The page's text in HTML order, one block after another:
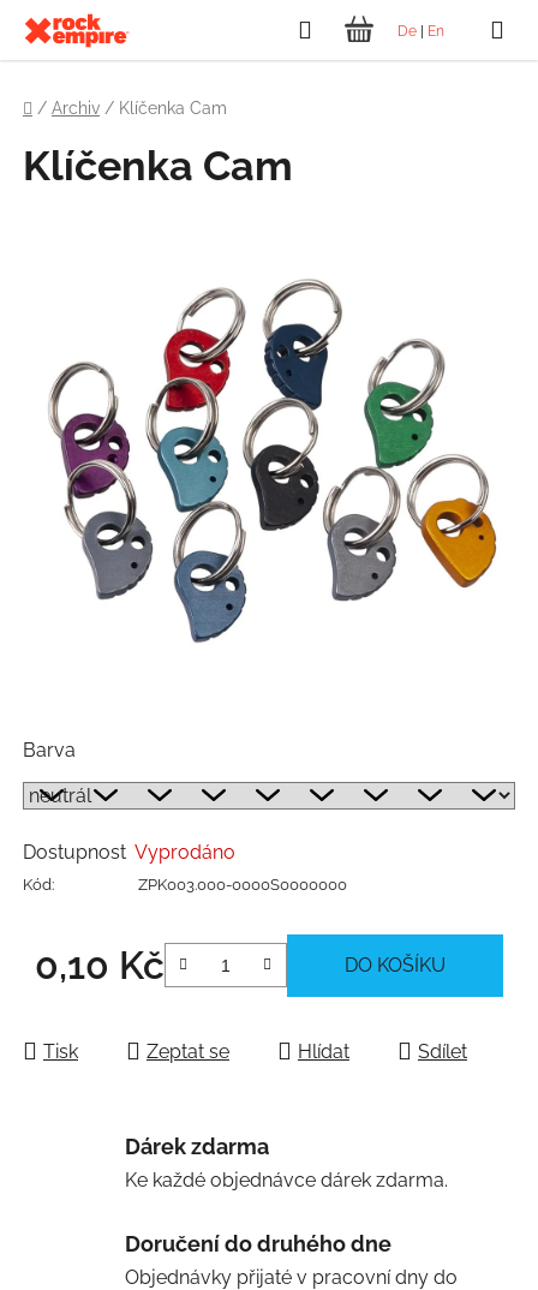
obsah
De En
Hledat
NÁKUPNÍ
Domů
/ Archiv / Klíčenka Cam
Barva
Dostupnost Vyprodáno
Kód: ZPK003.000-0000S0000000
0,10 Kč DO KOŠÍKU
Tisk Zeptat se Hlídat Sdílet
Klíčenka Cam
Dárek zdarma
Ke každé objednávce dárek zdarma.
Doručení do druhého dne
Objednávky přijaté v pracovní dny do